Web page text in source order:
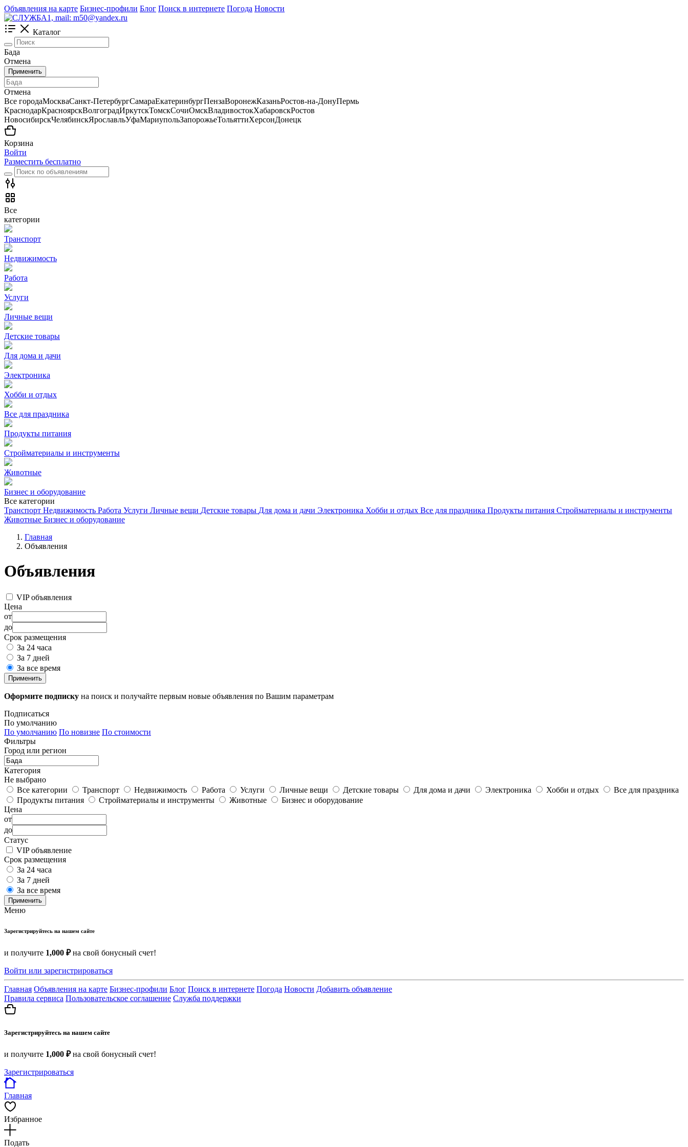
Объявления на карте Бизнес-профили Блог Поиск в интернете Погода Новости
Каталог
Бада
Отмена
Применить
Отмена
Все городаМоскваСанкт-ПетербургСамараЕкатеринбургПензаВоронежКазаньРостов-на-ДонуПермь
КраснодарКрасноярскВолгоградИркутскТомскСочиОмскВладивостокХабаровскРостов
НовосибирскЧелябинскЯрославльУфаМариупольЗапорожьеТольяттиХерсонДонецк
Корзина
Войти
Разместить бесплатно
Все
категории
Транспорт
Недвижимость
Работа
Услуги
Личные вещи
Детские товары
Для дома и дачи
Электроника
Хобби и отдых
Все для праздника
Продукты питания
Стройматериалы и инструменты
Животные
Бизнес и оборудование
Все категории
Транспорт Недвижимость Работа Услуги Личные вещи Детские товары Для дома и дачи Электроника Хобби и отдых Все для праздника Продукты питания Стройматериалы и инструменты
Животные Бизнес и оборудование
Главная
Объявления
Объявления
VIP объявления
Цена
от
до
Срок размещения
За 24 часа
За 7 дней
За все время
Применить
Оформите подписку на поиск и получайте первым новые объявления по Вашим параметрам
Подписаться
По умолчанию
По умолчанию По новизне По стоимости
Фильтры
Город или регион
Категория
Не выбрано
Все категории
Транспорт Недвижимость Работа Услуги Личные вещи Детские товары Для дома и дачи Электроника Хобби и отдых
Все для праздника
Продукты питания
Стройматериалы и инструменты Животные
Бизнес и оборудование
Цена
от
до
Статус
VIP объявление
Срок размещения
За 24 часа
За 7 дней
За все время
Применить
Меню
Зарегистрируйтесь на нашем сайте
и получите 1,000 ₽на свой бонусный счет!
Войти или зарегистрироваться
Главная Объявления на карте Бизнес-профили Блог Поиск в интернете Погода Новости Добавить объявление
Правила сервиса Пользовательское соглашение Служба поддержки
Зарегистрируйтесь на нашем сайте
и получите 1,000 ₽на свой бонусный счет!
Зарегистрироваться
Главная
Избранное
Подать